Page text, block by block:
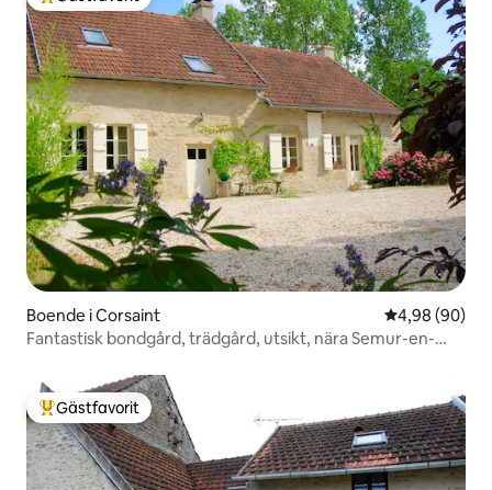
Populär gästfavorit
Boende i Corsaint 4,98 av 5 i
4,98 (90)
Fantastisk bondgård, trädgård, utsikt, nära Semur-en-
Populär gästfavorit
Gästfavorit